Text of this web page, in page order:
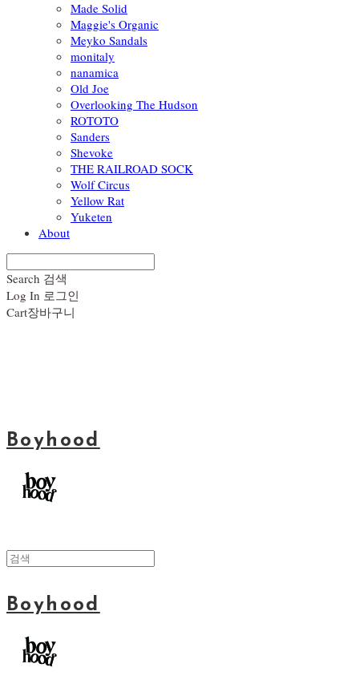
Made Solid
Maggie's Organic
Meyko Sandals
monitaly
nanamica
Old Joe
Overlooking The Hudson
ROTOTO
Sanders
Shevoke
THE RAILROAD SOCK
Wolf Circus
Yellow Rat
Yuketen
About
Search 검색
Log In 로그인
Cart장바구니
Boyhood
Boyhood